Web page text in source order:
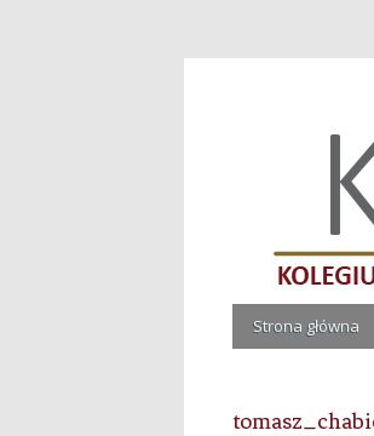
Kolegium
Strona główna